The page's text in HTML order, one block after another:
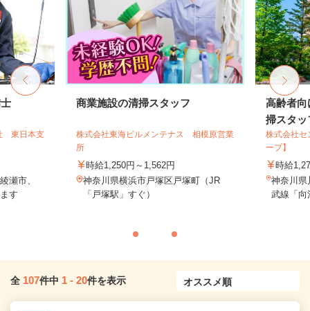
東日本支
瀬市、
す
商業施設の清掃スタッフ
株式会社東海ビルメンテナス 相模原営業
所
時給1,250円～1,562円
神奈川県横浜市戸塚区戸塚町（JR
「戸塚駅」すぐ）
高齢者向
掃スタッ
株式会社
ープ】
時給
神奈川県
武線「向
全 107件中 1 - 20件を表示